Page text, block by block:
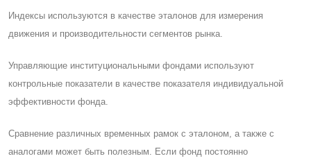
Индексы используются в качестве эталонов для измерения
движения и производительности сегментов рынка.
Управляющие институциональными фондами используют
контрольные показатели в качестве показателя индивидуальной
эффективности фонда.
Cравнение различных временных рамок с эталоном, а также с
аналогами может быть полезным. Eсли фонд постоянно